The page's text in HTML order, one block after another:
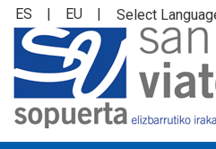
ES | EU | Select